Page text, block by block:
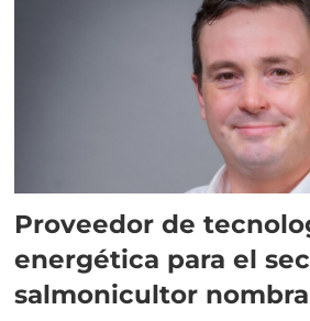
Proveedor de
energética para el
salmonicultor